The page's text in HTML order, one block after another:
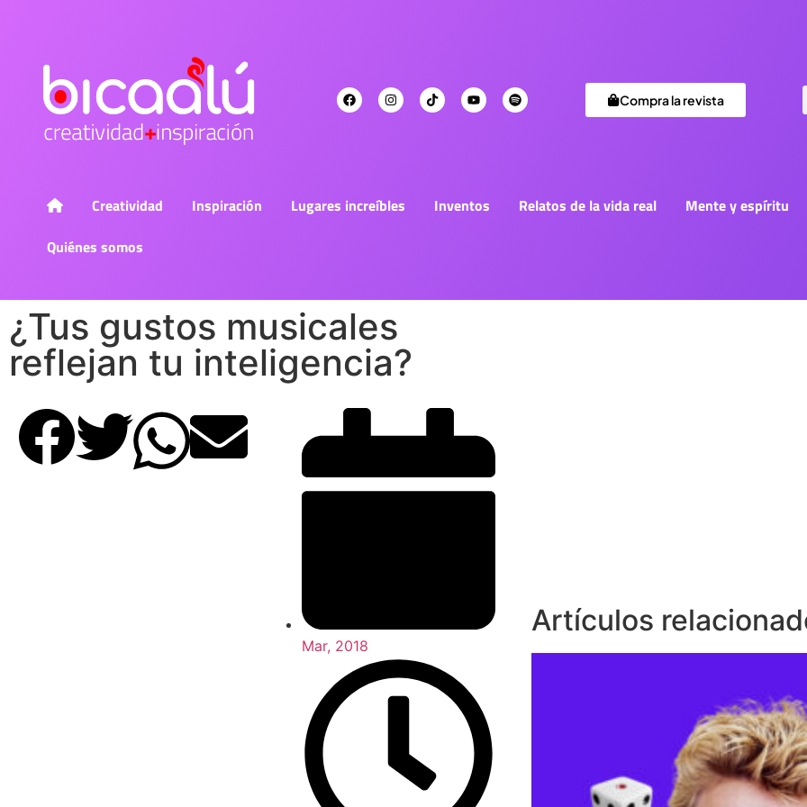
Compra la revista
Creatividad Inspiración Lugares increíbles Inventos Relatos de la vida real
Mente y espíritu
Quiénes somos
¿Tus gustos musicales
reflejan tu inteligencia?
Mar, 2018
Artículos